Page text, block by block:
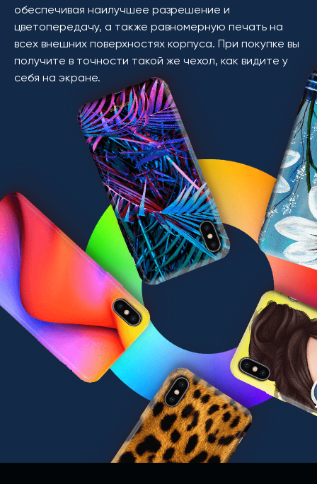
обеспечивая наилучшее разрешение и
цветопередачу, а также равномерную печать на
всех внешних поверхностях корпуса. При покупке вы
получите в точности такой же чехол, как видите у
себя на экране.